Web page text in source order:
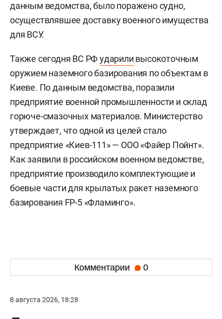
данным ведомства, было поражено судно,
осуществлявшее доставку военного имущества
для ВСУ.
Также сегодня ВС РФударили высокоточным
оружием наземного базирования по объектам в
Киеве. По данным ведомства, поразили
предприятие военной промышленности и склад
горюче-смазочных материалов. Министерство
утверждает, что одной из целей стало
предприятие «Киев-111» — ООО «Файер Пойнт».
Как заявили в российском военном ведомстве,
предприятие производило комплектующие и
боевые части для крылатых ракет наземного
базирования FP-5 «Фламинго».
Комментарии 0
8 августа 2026, 18:28